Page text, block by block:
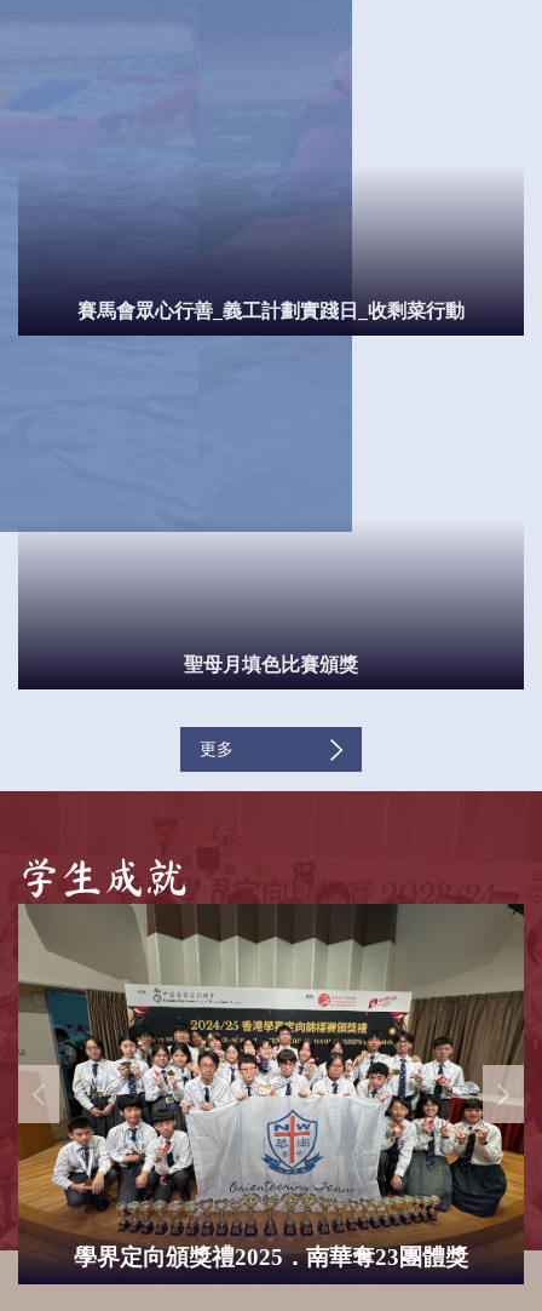
賽馬會眾心行善_義工計劃實踐日_收剩菜行動
聖母月填色比賽頒獎
更多
学生成就
學界定向頒獎禮2025．南華奪23團體獎